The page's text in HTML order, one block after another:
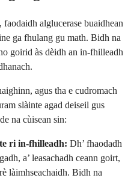
alglucerase buaidhean
ga fhulang gu math. Bidh na
goirid às dèidh an in-fhilleadh
agus tha e cudromach
slàinte agad deiseil gus
na cùisean sin:
ri in-fhilleadh: Dh’ fhaodadh
a’ leasachadh ceann goirt,
làimhseachaidh. Bidh na